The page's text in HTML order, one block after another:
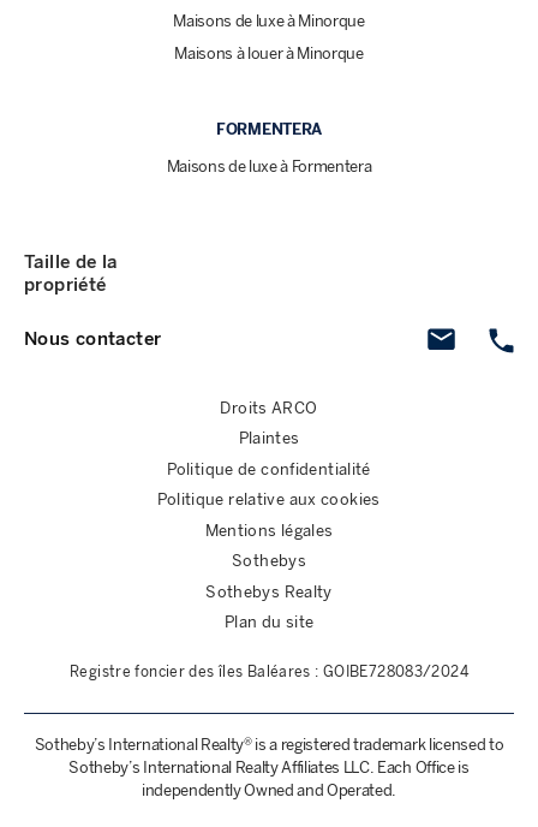
Maisons de luxe à Minorque
Maisons à louer à Minorque
FORMENTERA
Maisons de luxe à Formentera
Nous contacter
Taille de la
propriété
Droits ARCO
Plaintes
Politique de confidentialité
Politique relative aux cookies
Mentions légales
Sothebys
Sothebys Realty
Plan du site
Registre foncier des îles Baléares : GOIBE728083/2024
Sotheby’s International Realty® is a registered trademark licensed to
Sotheby’s International Realty Affiliates LLC. Each Office is
independently Owned and Operated.